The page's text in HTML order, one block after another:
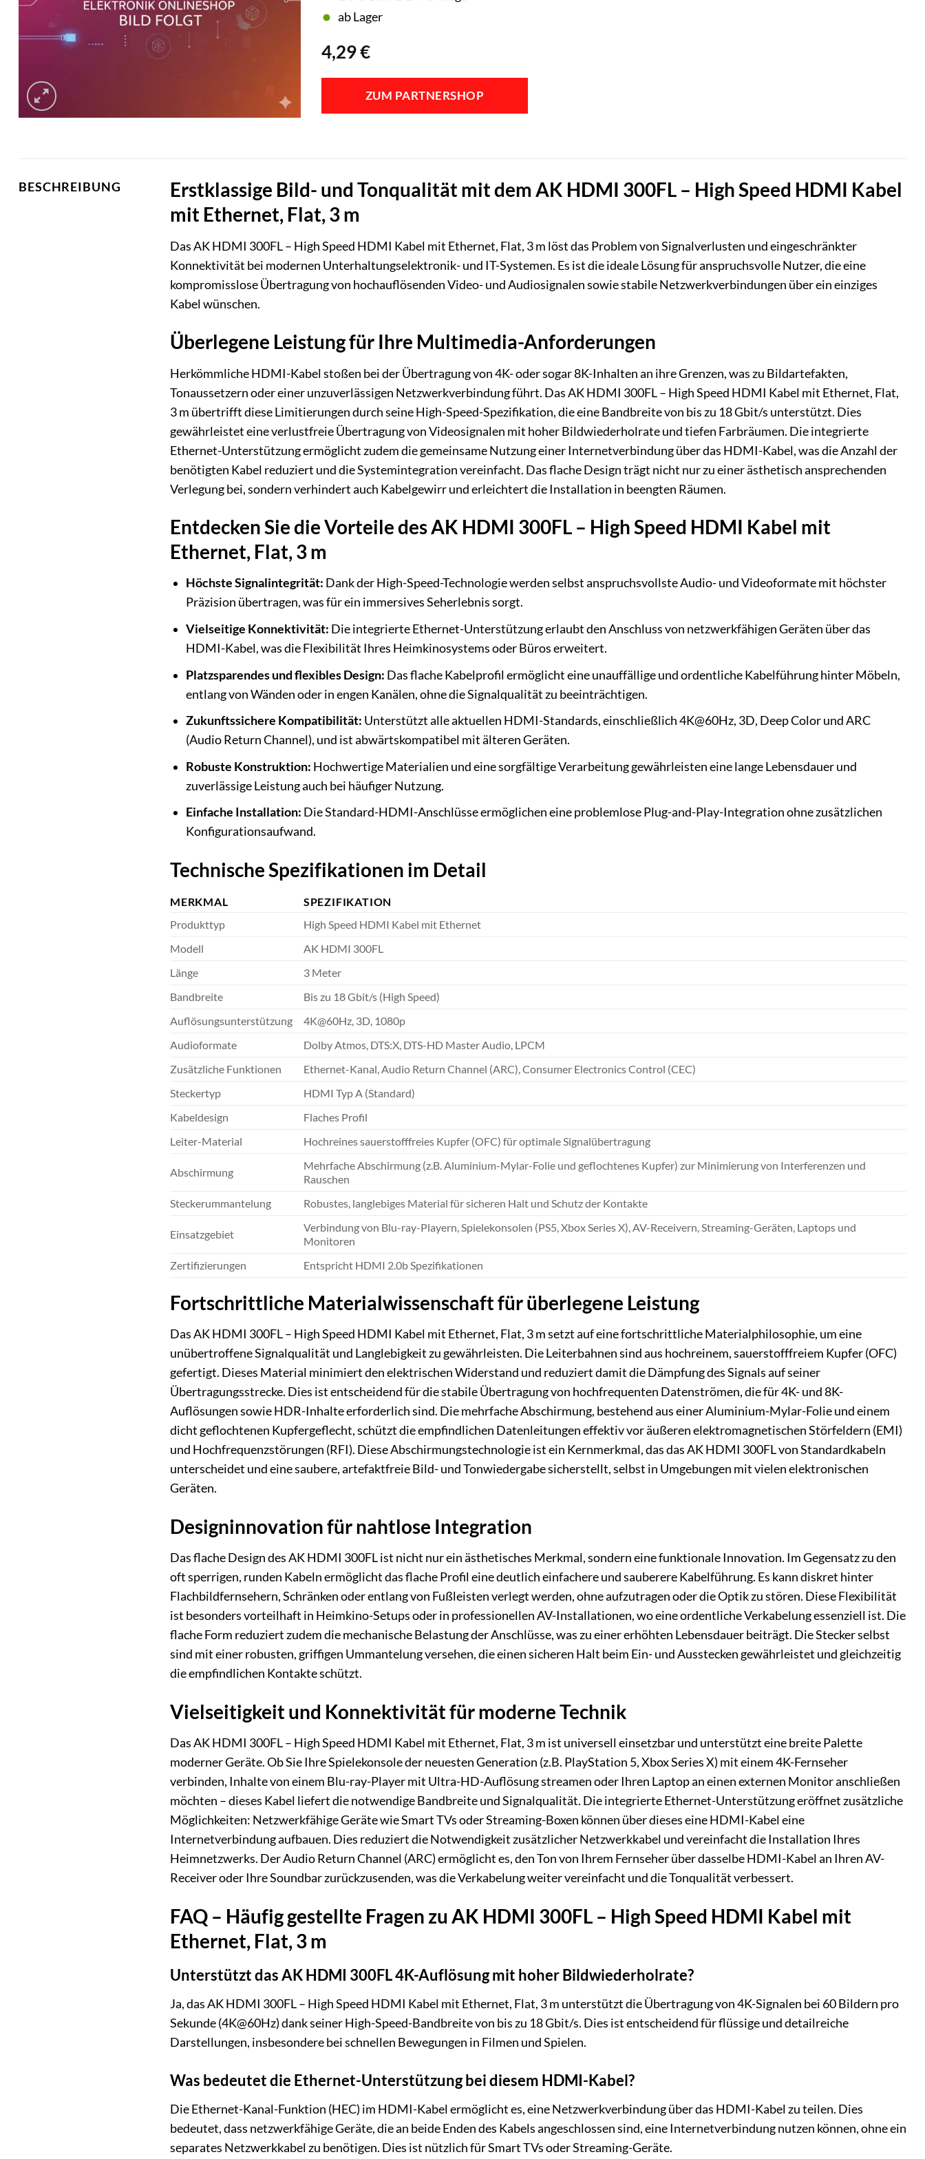
4,29€
ab Lager
ZUM PARTNERSHOP
BESCHREIBUNG
Erstklassige Bild- und Tonqualität mit dem AK HDMI 300FL – High Speed HDMI Kabel
mit Ethernet, Flat, 3 m
Das AK HDMI 300FL – High Speed HDMI Kabel mit Ethernet, Flat, 3 m löst das Problem von Signalverlusten und eingeschränkter
Konnektivität bei modernen Unterhaltungselektronik- und IT-Systemen. Es ist die ideale Lösung für anspruchsvolle Nutzer, die eine
kompromisslose Übertragung von hochauflösenden Video- und Audiosignalen sowie stabile Netzwerkverbindungen über ein einziges
Kabel wünschen.
Überlegene Leistung für Ihre Multimedia-Anforderungen
Herkömmliche HDMI-Kabel stoßen bei der Übertragung von 4K- oder sogar 8K-Inhalten an ihre Grenzen, was zu Bildartefakten,
Tonaussetzern oder einer unzuverlässigen Netzwerkverbindung führt. Das AK HDMI 300FL – High Speed HDMI Kabel mit Ethernet, Flat,
3 m übertrifft diese Limitierungen durch seine High-Speed-Spezifikation, die eine Bandbreite von bis zu 18 Gbit/s unterstützt. Dies
gewährleistet eine verlustfreie Übertragung von Videosignalen mit hoher Bildwiederholrate und tiefen Farbräumen. Die integrierte
Ethernet-Unterstützung ermöglicht zudem die gemeinsame Nutzung einer Internetverbindung über das HDMI-Kabel, was die Anzahl der
benötigten Kabel reduziert und die Systemintegration vereinfacht. Das flache Design trägt nicht nur zu einer ästhetisch ansprechenden
Verlegung bei, sondern verhindert auch Kabelgewirr und erleichtert die Installation in beengten Räumen.
Entdecken Sie die Vorteile des AK HDMI 300FL – High Speed HDMI Kabel mit
Ethernet, Flat, 3 m
Höchste Signalintegrität: Dank der High-Speed-Technologie werden selbst anspruchsvollste Audio- und Videoformate mit höchster
Präzision übertragen, was für ein immersives Seherlebnis sorgt.
Vielseitige Konnektivität: Die integrierte Ethernet-Unterstützung erlaubt den Anschluss von netzwerkfähigen Geräten über das
HDMI-Kabel, was die Flexibilität Ihres Heimkinosystems oder Büros erweitert.
Platzsparendes und flexibles Design: Das flache Kabelprofil ermöglicht eine unauffällige und ordentliche Kabelführung hinter Möbeln,
entlang von Wänden oder in engen Kanälen, ohne die Signalqualität zu beeinträchtigen.
Zukunftssichere Kompatibilität: Unterstützt alle aktuellen HDMI-Standards, einschließlich 4K@60Hz, 3D, Deep Color und ARC
(Audio Return Channel), und ist abwärtskompatibel mit älteren Geräten.
Robuste Konstruktion: Hochwertige Materialien und eine sorgfältige Verarbeitung gewährleisten eine lange Lebensdauer und
zuverlässige Leistung auch bei häufiger Nutzung.
Einfache Installation: Die Standard-HDMI-Anschlüsse ermöglichen eine problemlose Plug-and-Play-Integration ohne zusätzlichen
Konfigurationsaufwand.
Technische Spezifikationen im Detail
MERKMAL
SPEZIFIKATION
Produkttyp
High Speed HDMI Kabel mit Ethernet
Modell
AK HDMI 300FL
Länge
3 Meter
Bandbreite
Bis zu 18 Gbit/s (High Speed)
Auflösungsunterstützung
4K@60Hz, 3D, 1080p
Audioformate
Dolby Atmos, DTS:X, DTS-HD Master Audio, LPCM
Zusätzliche Funktionen
Ethernet-Kanal, Audio Return Channel (ARC), Consumer Electronics Control (CEC)
Steckertyp
HDMI Typ A (Standard)
Kabeldesign
Flaches Profil
Leiter-Material
Hochreines sauerstofffreies Kupfer (OFC) für optimale Signalübertragung
Abschirmung
Mehrfache Abschirmung (z.B. Aluminium-Mylar-Folie und geflochtenes Kupfer) zur Minimierung von Interferenzen und
Rauschen
Steckerummantelung
Robustes, langlebiges Material für sicheren Halt und Schutz der Kontakte
Einsatzgebiet
Verbindung von Blu-ray-Playern, Spielekonsolen (PS5, Xbox Series X), AV-Receivern, Streaming-Geräten, Laptops und
Monitoren
Zertifizierungen
Entspricht HDMI 2.0b Spezifikationen
Fortschrittliche Materialwissenschaft für überlegene Leistung
Das AK HDMI 300FL – High Speed HDMI Kabel mit Ethernet, Flat, 3 m setzt auf eine fortschrittliche Materialphilosophie, um eine
unübertroffene Signalqualität und Langlebigkeit zu gewährleisten. Die Leiterbahnen sind aus hochreinem, sauerstofffreiem Kupfer (OFC)
gefertigt. Dieses Material minimiert den elektrischen Widerstand und reduziert damit die Dämpfung des Signals auf seiner
Übertragungsstrecke. Dies ist entscheidend für die stabile Übertragung von hochfrequenten Datenströmen, die für 4K- und 8K-
Auflösungen sowie HDR-Inhalte erforderlich sind. Die mehrfache Abschirmung, bestehend aus einer Aluminium-Mylar-Folie und einem
dicht geflochtenen Kupfergeflecht, schützt die empfindlichen Datenleitungen effektiv vor äußeren elektromagnetischen Störfeldern (EMI)
und Hochfrequenzstörungen (RFI). Diese Abschirmungstechnologie ist ein Kernmerkmal, das das AK HDMI 300FL von Standardkabeln
unterscheidet und eine saubere, artefaktfreie Bild- und Tonwiedergabe sicherstellt, selbst in Umgebungen mit vielen elektronischen
Geräten.
Designinnovation für nahtlose Integration
Das flache Design des AK HDMI 300FL ist nicht nur ein ästhetisches Merkmal, sondern eine funktionale Innovation. Im Gegensatz zu den
oft sperrigen, runden Kabeln ermöglicht das flache Profil eine deutlich einfachere und sauberere Kabelführung. Es kann diskret hinter
Flachbildfernsehern, Schränken oder entlang von Fußleisten verlegt werden, ohne aufzutragen oder die Optik zu stören. Diese Flexibilität
ist besonders vorteilhaft in Heimkino-Setups oder in professionellen AV-Installationen, wo eine ordentliche Verkabelung essenziell ist. Die
flache Form reduziert zudem die mechanische Belastung der Anschlüsse, was zu einer erhöhten Lebensdauer beiträgt. Die Stecker selbst
sind mit einer robusten, griffigen Ummantelung versehen, die einen sicheren Halt beim Ein- und Ausstecken gewährleistet und gleichzeitig
die empfindlichen Kontakte schützt.
Vielseitigkeit und Konnektivität für moderne Technik
Das AK HDMI 300FL – High Speed HDMI Kabel mit Ethernet, Flat, 3 m ist universell einsetzbar und unterstützt eine breite Palette
moderner Geräte. Ob Sie Ihre Spielekonsole der neuesten Generation (z.B. PlayStation 5, Xbox Series X) mit einem 4K-Fernseher
verbinden, Inhalte von einem Blu-ray-Player mit Ultra-HD-Auflösung streamen oder Ihren Laptop an einen externen Monitor anschließen
möchten – dieses Kabel liefert die notwendige Bandbreite und Signalqualität. Die integrierte Ethernet-Unterstützung eröffnet zusätzliche
Möglichkeiten: Netzwerkfähige Geräte wie Smart TVs oder Streaming-Boxen können über dieses eine HDMI-Kabel eine
Internetverbindung aufbauen. Dies reduziert die Notwendigkeit zusätzlicher Netzwerkkabel und vereinfacht die Installation Ihres
Heimnetzwerks. Der Audio Return Channel (ARC) ermöglicht es, den Ton von Ihrem Fernseher über dasselbe HDMI-Kabel an Ihren AV-
Receiver oder Ihre Soundbar zurückzusenden, was die Verkabelung weiter vereinfacht und die Tonqualität verbessert.
FAQ – Häufig gestellte Fragen zu AK HDMI 300FL – High Speed HDMI Kabel mit
Ethernet, Flat, 3 m
Unterstützt das AK HDMI 300FL 4K-Auflösung mit hoher Bildwiederholrate?
Ja, das AK HDMI 300FL – High Speed HDMI Kabel mit Ethernet, Flat, 3 m unterstützt die Übertragung von 4K-Signalen bei 60 Bildern pro
Sekunde (4K@60Hz) dank seiner High-Speed-Bandbreite von bis zu 18 Gbit/s. Dies ist entscheidend für flüssige und detailreiche
Darstellungen, insbesondere bei schnellen Bewegungen in Filmen und Spielen.
Was bedeutet die Ethernet-Unterstützung bei diesem HDMI-Kabel?
Die Ethernet-Kanal-Funktion (HEC) im HDMI-Kabel ermöglicht es, eine Netzwerkverbindung über das HDMI-Kabel zu teilen. Dies
bedeutet, dass netzwerkfähige Geräte, die an beide Enden des Kabels angeschlossen sind, eine Internetverbindung nutzen können, ohne ein
separates Netzwerkkabel zu benötigen. Dies ist nützlich für Smart TVs oder Streaming-Geräte.